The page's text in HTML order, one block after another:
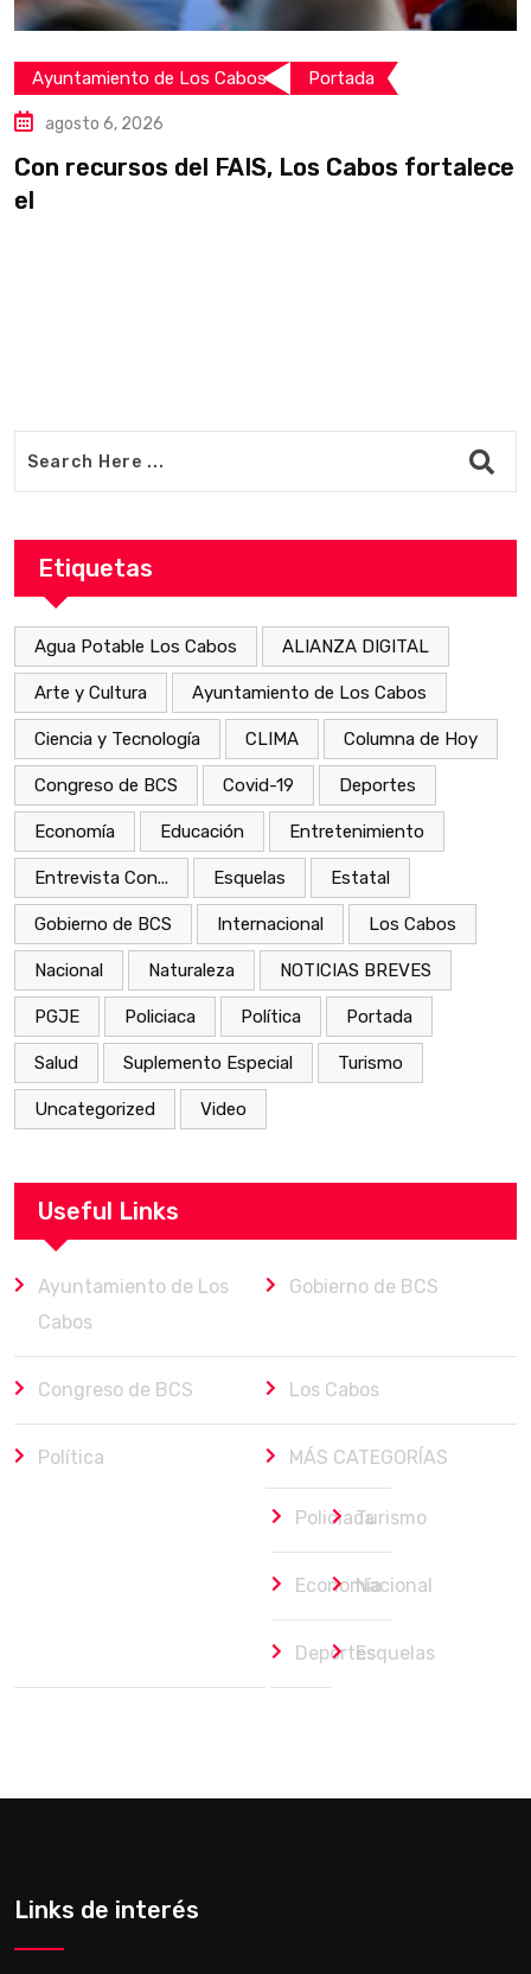
Ayuntamiento de Los Cabos Portada
agosto 6, 2026
Con recursos del FAIS, Los Cabos fortalece
el
Etiquetas
Agua Potable Los Cabos ALIANZA DIGITAL
Arte y Cultura Ayuntamiento de Los Cabos
Ciencia y Tecnología CLIMA Columna de Hoy
Congreso de BCS Covid-19 Deportes
Economía Educación Entretenimiento
Entrevista Con... Esquelas Estatal
Gobierno de BCS Internacional Los Cabos
Nacional Naturaleza NOTICIAS BREVES
PGJE Policiaca Política Portada
Salud Suplemento Especial Turismo
Uncategorized Video
Useful Links
Ayuntamiento de Los
Cabos
Gobierno de BCS
Congreso de BCS Los Cabos
Política MÁS CATEGORÍAS
PoliciacaTurismo
EconomíaNacional
DeportesEsquelas
Links de interés